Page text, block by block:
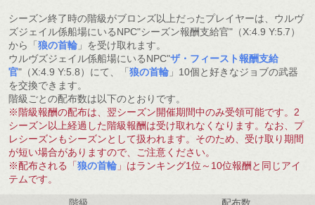
シーズン終了時の階級がブロンズ以上だったプレイヤーは、ウルヴ
ズジェイル係船場にいるNPC"シーズン報酬支給官"（X:4.9 Y:5.7）
から「 狼の首輪」を受け取れます。
ウルヴズジェイル係船場にいるNPC"ザ・フィースト報酬支給
官"（X:4.9 Y:5.8）にて、「 狼の首輪」10個と好きなジョブの武器
を交換できます。
階級ごとの配布数は以下のとおりです。
※階級報酬の配布は、翌シーズン開催期間中のみ受領可能です。2
シーズン以上経過した階級報酬は受け取れなくなります。なお、プ
レシーズンもシーズンとして扱われます。そのため、受け取り期間
が短い場合がありますので、ご注意ください。
※配布される「狼の首輪」はランキング1位～10位報酬と同じアイ
テムです。
階級 配布数